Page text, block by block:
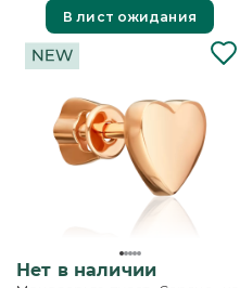
В лист ожидания
Нет в наличии